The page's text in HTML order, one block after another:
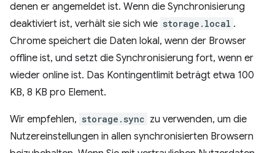
denen er angemeldet ist. Wenn die Synchronisierung
deaktiviert ist, verhält sie sich wie storage.local .
Chrome speichert die Daten lokal, wenn der Browser
offline ist, und setzt die Synchronisierung fort, wenn er
wieder online ist. Das Kontingentlimit beträgt etwa 100
KB, 8 KB pro Element.
Wir empfehlen, storage.sync zu verwenden, um die
Nutzereinstellungen in allen synchronisierten Browsern